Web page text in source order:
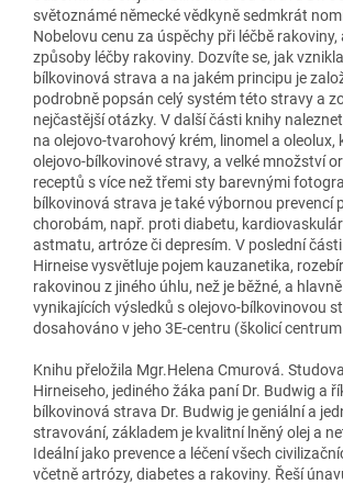
světoznámé německé vědkyně sedmkrát
Nobelovu cenu za úspěchy při léčbě
způsoby léčby rakoviny. Dozvíte se, jak
bílkovinová strava a na jakém principu je
podrobně popsán celý systém této stravy a
nejčastější otázky. V další části knihy
na olejovo-tvarohový krém, linomel a oleolux,
olejovo-bílkovinové stravy, a velké množství
receptů s více než třemi sty barevnými
bílkovinová strava je také výbornou prevencí
chorobám, např. proti diabetu,
astmatu, artróze či depresím. V poslední
Hirneise vysvětluje pojem kauzanetika,
rakovinou z jiného úhlu, než je běžné, a
vynikajících výsledků s olejovo-bílkovinovou
dosahováno v jeho 3E-centru (školicí
Knihu přeložila Mgr.Helena Cmurová.
Hirneiseho, jediného žáka paní Dr. Budwig a
bílkovinová strava Dr. Budwig je geniální a
stravování, základem je kvalitní lněný olej a
Ideální jako prevence a léčení všech
včetně artrózy, diabetes a rakoviny. Řeší